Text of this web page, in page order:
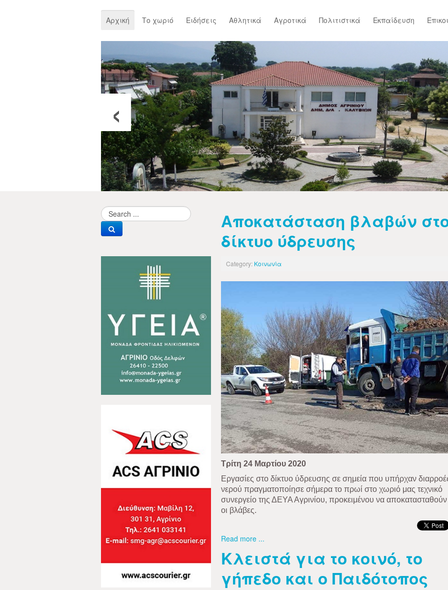
Αρχική Το χωριό Ειδήσεις Αθλητικά Αγροτικά Πολιτιστικά Εκπαίδευση
‹
Αποκατάσταση βλαβών
δίκτυο ύδρευσης
Category: Κοινωνία
Τρίτη 24 Μαρτίου 2020
Εργασίες στο δίκτυο ύδρευσης σε σημεία που υπήρχαν
νερού πραγματοποίησε σήμερα το πρωί στο χωριό μας τεχνικό
συνεργείο της ΔΕΥΑ Αγρινίου, προκειμένου να αποκατασταθούν
οι βλάβες.
Read more ...
Κλειστά για το κοινό, το
γήπεδο και ο Παιδότοπος